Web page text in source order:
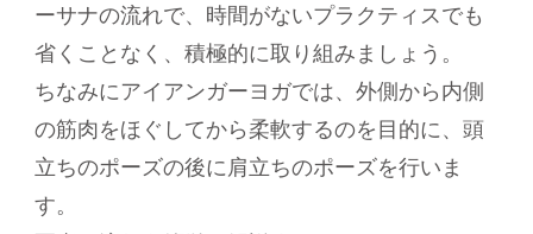
ーサナの流れで、時間がないプラクティスでも
省くことなく、積極的に取り組みましょう。
ちなみにアイアンガーヨガでは、外側から内側
の筋肉をほぐしてから柔軟するのを目的に、頭
立ちのポーズの後に肩立ちのポーズを行いま
す。